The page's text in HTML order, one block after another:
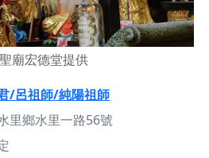
廟宏德堂提供
/呂祖師/純陽祖師
里鄉水里一路56號